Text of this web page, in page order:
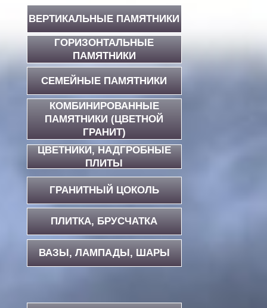
КОМБИНИРОВАННЫЕ
ПАМЯТНИКИ (ЦВЕТНОЙ
ГРАНИТ)
ЦВЕТНИКИ, НАДГРОБНЫЕ
ПЛИТЫ
ГРАНИТНЫЙ ЦОКОЛЬ
СЕМЕЙНЫЕ ПАМЯТНИКИ
ГОРИЗОНТАЛЬНЫЕ
ПАМЯТНИКИ
ВЕРТИКАЛЬНЫЕ ПАМЯТНИКИ
ВАЗЫ, ЛАМПАДЫ, ШАРЫ
ПЛИТКА, БРУСЧАТКА